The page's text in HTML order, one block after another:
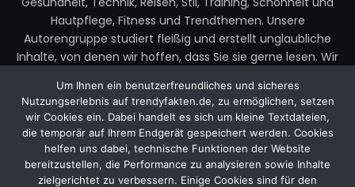
Hautpflege, Fitness und Trendthemen. Unsere
Autorengruppe studiert fleißig und erstellt unglaubliche
Inhalte, von denen wir hoffen, dass Sie sie gerne lesen. Wir
Zögern Sie also nicht, uns Ihre Gedanken zu unseren
Beiträgen mitzuteilen.
Email:faktentrendy@gmail.com
Um Ihnen ein benutzerfreundliches und sicheres
Nutzungserlebnis auf trendyfakten.de, zu ermöglichen, setzen
wir Cookies ein. Dabei handelt es sich um kleine Textdateien,
die temporär auf Ihrem Endgerät gespeichert werden. Cookies
helfen uns dabei, technische Funktionen der Website
bereitzustellen, die Performance zu analysieren sowie Inhalte
zielgerichtet zu verbessern. Einige Cookies sind für den